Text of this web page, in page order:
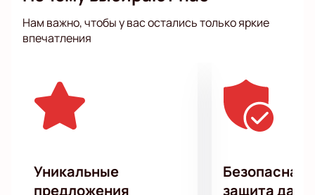
забавным, поэтому в роли стендаперов себя
пробует все больше и больше молодых артистов.
Нам важно, чтобы у вас остались только яркие
впечатления
Уникальные
предложения
Безопасная
защита